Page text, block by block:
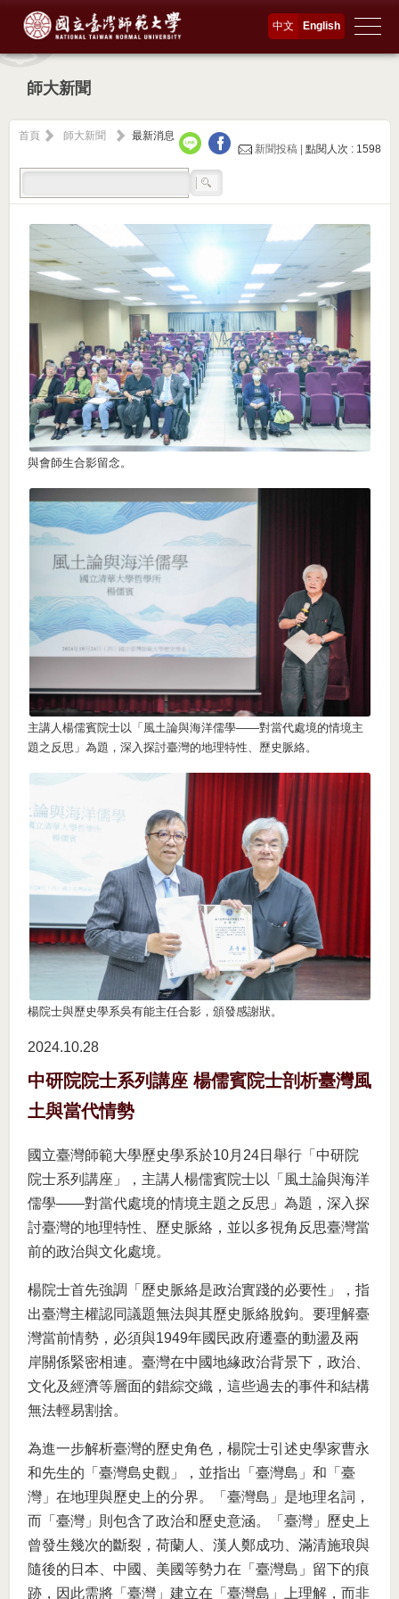
English
中文
師大新聞
首頁 師大新聞
最新消息
新聞投稿 |點閱人次 : 1598
與會師生合影留念。
主講人楊儒賓院士以「風土論與海洋儒學——對當代處境的情境主
題之反思」為題，深入探討臺灣的地理特性、歷史脈絡。
楊院士與歷史學系吳有能主任合影，頒發感謝狀。
2024.10 28
中研院院士系列講座 楊儒賓院士剖析臺灣風
土與當代情勢
國立臺灣師範大學歷史學系於10月24日舉行「中研院
院士系列講座」，主講人楊儒賓院士以「風土論與海洋
儒學——對當代處境的情境主題之反思」為題，深入探
討臺灣的地理特性、歷史脈絡，並以多視角反思臺灣當
前的政治與文化處境。
楊院士首先強調「歷史脈絡是政治實踐的必要性」，指
出臺灣主權認同議題無法與其歷史脈絡脫鉤。要理解臺
灣當前情勢，必須與1949年國民政府遷臺的動盪及兩
岸關係緊密相連。臺灣在中國地緣政治背景下，政治、
文化及經濟等層面的錯綜交織，這些過去的事件和結構
無法輕易割捨。
為進一步解析臺灣的歷史角色，楊院士引述史學家曹永
和先生的「臺灣島史觀」，並指出「臺灣島」和「臺
灣」在地理與歷史上的分界。「臺灣島」是地理名詞，
而「臺灣」則包含了政治和歷史意涵。「臺灣」歷史上
曾發生幾次的斷裂，荷蘭人、漢人鄭成功、滿清施琅與
隨後的日本、中國、美國等勢力在「臺灣島」留下的痕
跡，因此需將「臺灣」建立在「臺灣島」上理解，而非